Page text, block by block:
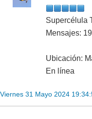
Supercélula
Mensajes:
Ubicación:
En línea
Viernes 31 Mayo 2024